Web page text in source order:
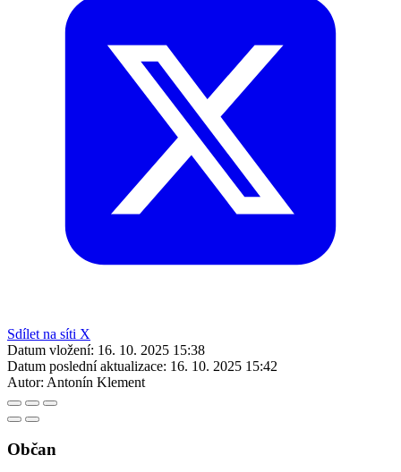
Sdílet na síti X
Datum vložení: 16. 10. 2025 15:38
Datum poslední aktualizace: 16. 10. 2025 15:42
Autor: Antonín Klement
Občan